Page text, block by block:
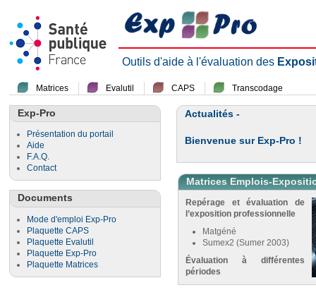
Outils d'aide à l'évaluation des
Matrices Evalutil CAPS Transcodage
Exp-Pro
Présentation du portail
Aide
F.A.Q.
Contact
Documents
Mode d'emploi Exp-Pro
Plaquette CAPS
Plaquette Evalutil
Plaquette Exp-Pro
Plaquette Matrices
Actualités -
Bienvenue sur Exp-Pro !
Matrices Emplois-
Repérage et évaluation de
l’exposition professionnelle
Matgéné
Sumex2 (Sumer 2003)
Évaluation à différentes
périodes